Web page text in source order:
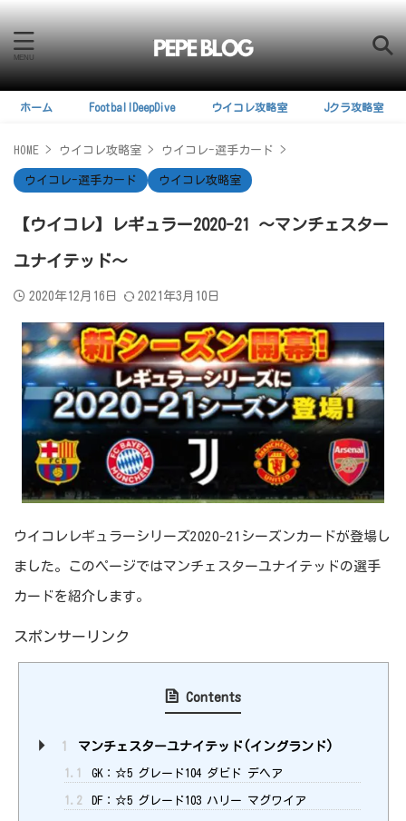
ホーム FootballDeepDive ウイコレ攻略室 Jクラ攻略室
HOME > ウイコレ攻略室 > ウイコレ-選手カード >
ウイコレ-選手カード ウイコレ攻略室
【ウイコレ】レギュラー2020-21 ～マンチェスター
ユナイテッド～
2020年12月16日 2021年3月10日
ウイコレレギュラーシリーズ2020-21シーズンカードが登場し
ました。このページではマンチェスターユナイテッドの選手
カードを紹介します。
スポンサーリンク
Contents
1 マンチェスターユナイテッド(イングランド)
1.1 GK：☆5 グレード104 ダビド デヘア
1.2 DF：☆5 グレード103 ハリー マグワイア